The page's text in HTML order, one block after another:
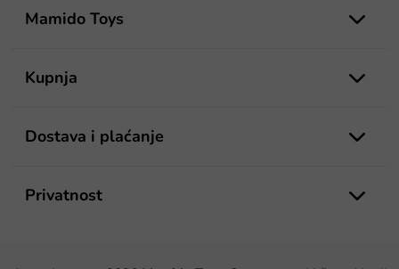
Mamido Toys
Kupnja
Dostava i plaćanje
Privatnost